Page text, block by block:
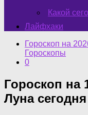
Какой
Лайфхаки
Гороскоп на
Гороскопы
0
Гороскоп на
Луна